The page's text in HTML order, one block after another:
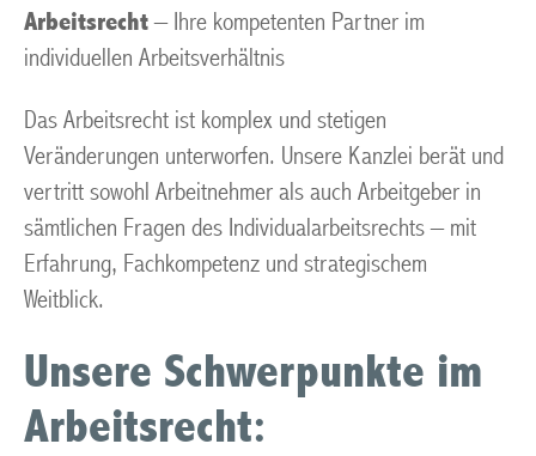
Arbeitsrecht– Ihre kompetenten Partner im
individuellen Arbeitsverhältnis
Das Arbeitsrecht ist komplex und stetigen
Veränderungen unterworfen. Unsere Kanzlei berät und
vertritt sowohl Arbeitnehmer als auch Arbeitgeber in
sämtlichen Fragen des Individualarbeitsrechts – mit
Erfahrung, Fachkompetenz und strategischem
Weitblick.
Unsere Schwerpunkte im
Arbeitsrecht: